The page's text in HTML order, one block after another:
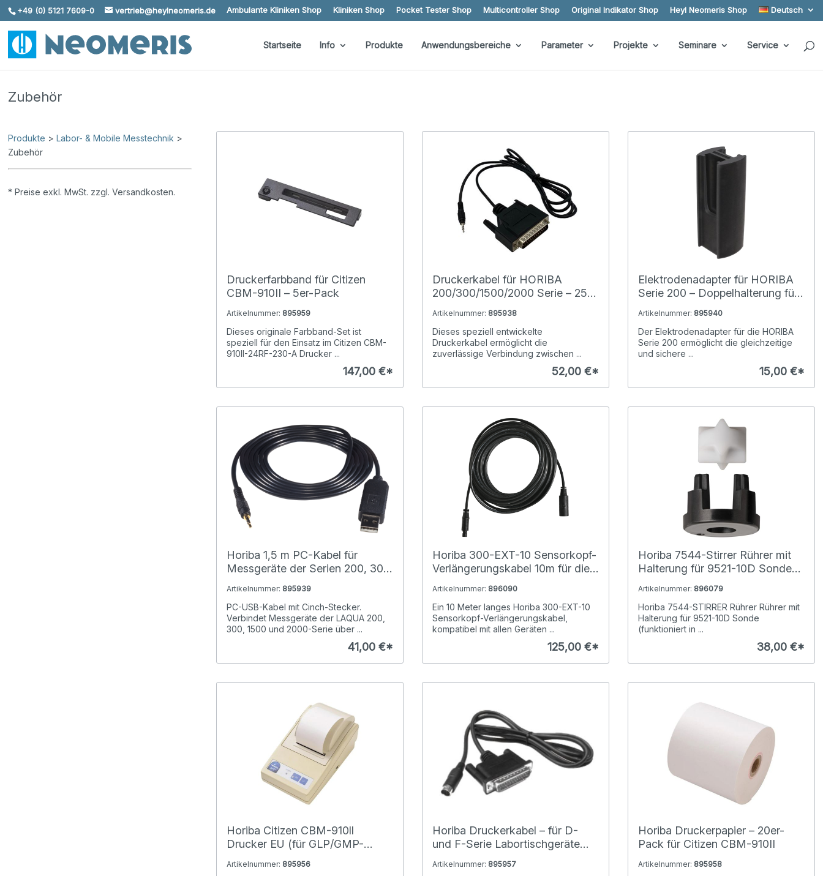
Skip To Content
+49 (0) 5121 7609-0 vertrieb@heylneomeris.de Ambulante Kliniken Shop Kliniken Shop Pocket Tester Shop Multicontroller Shop Original Indikator Shop Heyl Neomeris Shop Deutsch
Startseite Info Produkte Anwendungsbereiche Parameter Projekte Seminare Service
Zubehör
Produkte >Labor- & Mobile Messtechnik >
Zubehör
* Preise exkl. MwSt. zzgl. Versandkosten.
Druckerfarbband für Citizen
CBM-910II – 5er-Pack
Artikelnummer: 895959
Dieses originale Farbband-Set ist
speziell für den Einsatz im Citizen CBM-
910II-24RF-230-A Drucker ...
147,00 €*
Druckerkabel für HORIBA
200/300/1500/2000 Serie – 25-
Artikelnummer: 895938
Dieses speziell entwickelte
Druckerkabel ermöglicht die
zuverlässige Verbindung zwischen ...
52,00 €*
Elektrodenadapter für HORIBA
Serie 200 – Doppelhalterung für
Artikelnummer: 895940
Der Elektrodenadapter für die HORIBA
Serie 200 ermöglicht die gleichzeitige
und sichere ...
15,00 €*
Horiba 1,5 m PC-Kabel für
Messgeräte der Serien 200, 300,
Artikelnummer: 895939
PC-USB-Kabel mit Cinch-Stecker.
Verbindet Messgeräte der LAQUA 200,
300, 1500 und 2000-Serie über ...
41,00 €*
Horiba 300-EXT-10 Sensorkopf-
Verlängerungskabel 10m für die
Artikelnummer: 896090
Ein 10 Meter langes Horiba 300-EXT-10
Sensorkopf-Verlängerungskabel,
kompatibel mit allen Geräten ...
125,00 €*
Horiba 7544-Stirrer Rührer mit
Halterung für 9521-10D Sonde
Magnetrührer)
Artikelnummer: 896079
Horiba 7544-STIRRER Rührer Rührer mit
Halterung für 9521-10D Sonde
(funktioniert in ...
38,00 €*
Horiba Citizen CBM-910ll
Drucker EU (für GLP/GMP-
Artikelnummer: 895956
Horiba Druckerkabel – für D-
und F-Serie Labortischgeräte
Artikelnummer: 895957
Horiba Druckerpapier – 20er-
Pack für Citizen CBM-910II
Artikelnummer: 895958